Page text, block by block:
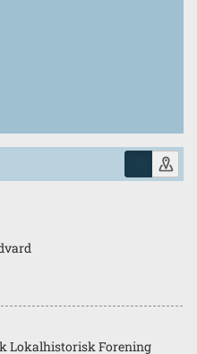
Lokalhistorisk Forening